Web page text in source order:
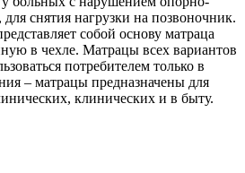
для снятия нагрузки на позвоночник.
собой основу матраца
в чехле. Матрацы всех вариантов
потребителем только в
– матрацы предназначены для
клинических и в быту.